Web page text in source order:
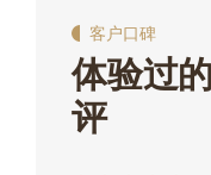
客户口碑
体验过
评